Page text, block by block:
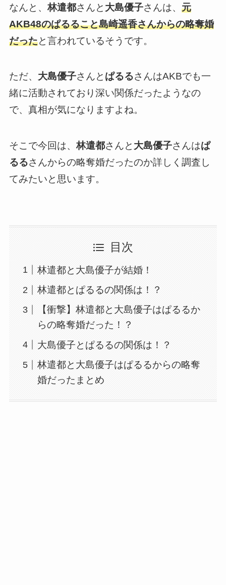
なんと、林遣都さんと 大島優子さんは、 元
AKB48のぱるること島崎遥香さんからの略奪婚
だったと言われているそうです。
ただ、 大島優子さんと ぱるるさんはAKBでも一
緒に活動されており深い関係だったようなの
で、真相が気になりますよね。
そこで今回は、林遣都さんと 大島優子さんはぱ
るるさんからの略奪婚だったのか詳しく調査し
てみたいと思います。
目次
林遣都と大島優子が結婚！
林遣都とぱるるの関係は！？
【衝撃】林遣都と大島優子はぱるるか
らの略奪婚だった！？
大島優子とぱるるの関係は！？
林遣都と大島優子はぱるるからの略奪
婚だったまとめ